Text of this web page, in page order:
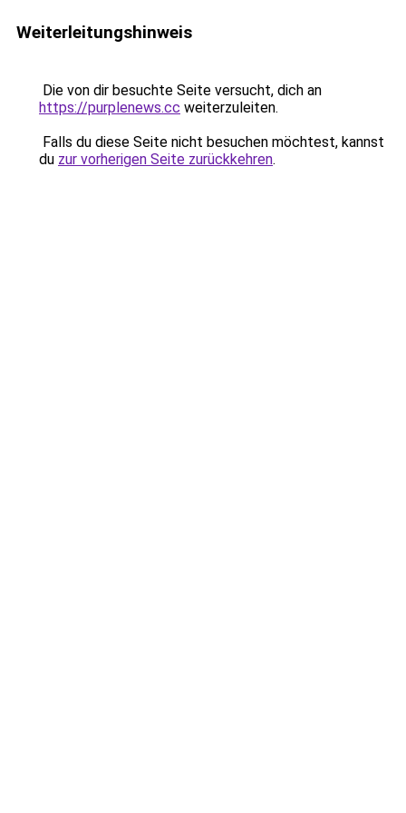
Weiterleitungshinweis
Die von dir besuchte Seite versucht, dich an
https://purplenews.cc weiterzuleiten.
Falls du diese Seite nicht besuchen möchtest, kannst
du zur vorherigen Seite zurückkehren.